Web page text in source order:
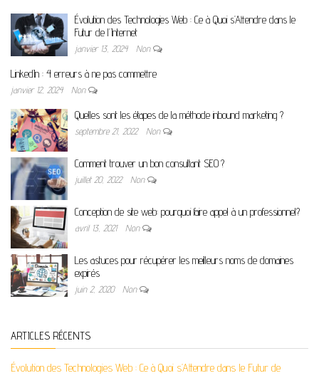
Évolution des Technologies Web : Ce à Quoi s’Attendre dans le
Futur de l’Internet
janvier 13, 2024 Non
LinkedIn : 4 erreurs à ne pas commettre
janvier 12, 2024 Non
Quelles sont les étapes de la méthode inbound marketing ?
septembre 21, 2022 Non
Comment trouver un bon consultant SEO ?
juillet 20, 2022 Non
Conception de site web: pourquoi faire appel à un professionnel?
avril 13, 2021 Non
Les astuces pour récupérer les meilleurs noms de domaines
expirés
juin 2, 2020 Non
ARTICLES RÉCENTS
Évolution des Technologies Web : Ce à Quoi s’Attendre dans le Futur de